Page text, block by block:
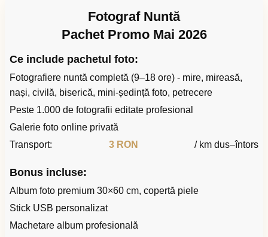
Fotograf Nuntă
Pachet Promo Mai 2026
Ce include pachetul foto:
Fotografiere nuntă completă (9–18 ore) - mire, mireasă,
nași, civilă, biserică, mini-ședință foto, petrecere
Peste 1.000 de fotografii editate profesional
Galerie foto online privată
Transport:
3 RON / km dus–întors
Bonus incluse:
Album foto premium 30×60 cm, copertă piele
Stick USB personalizat
Machetare album profesională